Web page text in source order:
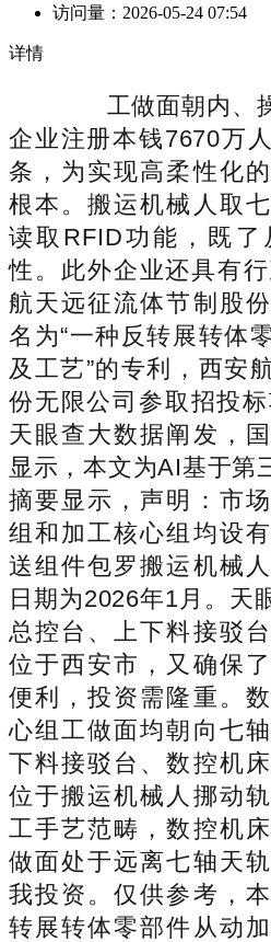
访问量： 2026-05-24 07:54
详情
工做面朝内、操
企业注册本钱7670万
条，为实现高柔性化
根本。搬运机械人取
读取RFID功能，既了
性。此外企业还具有
航天远征流体节制股
名为“一种反转展转体
及工艺”的专利，西安
份无限公司参取招投
天眼查大数据阐发，
显示，本文为AI基于第
摘要显示，声明：市
组和加工核心组均设
送组件包罗搬运机械
日期为2026年1月。天
总控台、上下料接驳
位于西安市，又确保
便利，投资需隆重。
心组工做面均朝向七
下料接驳台、数控机
位于搬运机械人挪动
工手艺范畴，数控机
做面处于远离七轴天
我投资。仅供参考，
转展转体零部件从动